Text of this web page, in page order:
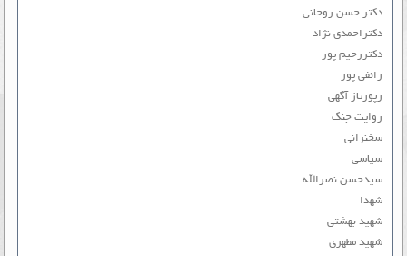
دکتر حسن روحانی
دکتراحمدی نژاد
دکتررحیم پور
رائفی پور
رپورتاژ آگهی
روایت جنگ
سخنرانی
سیاسی
سیدحسن نصرالله
شهدا
شهید بهشتی
شهید مطهری